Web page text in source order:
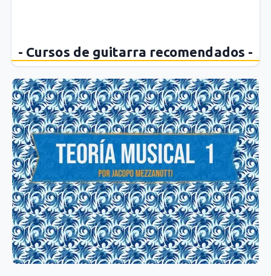
- Cursos de guitarra recomendados -